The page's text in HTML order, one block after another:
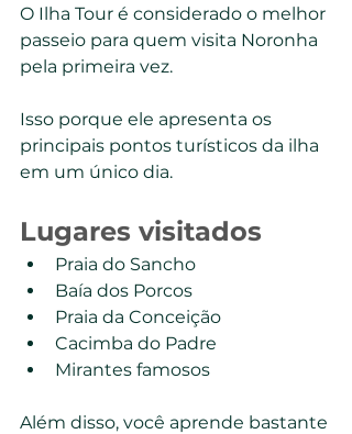
O Ilha Tour é considerado o melhor
passeio para quem visita Noronha
pela primeira vez.
Isso porque ele apresenta os
principais pontos turísticos da ilha
em um único dia.
Lugares visitados
Praia do Sancho
Baía dos Porcos
Praia da Conceição
Cacimba do Padre
Mirantes famosos
Além disso, você aprende bastante